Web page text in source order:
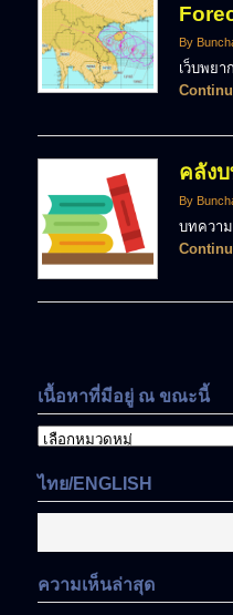
By
เว็บพย
คลัง
By
บทควา
เนื้อหาที่มีอยู่ ณ ขณะนี้
เนื้อหา
มี
อยู่
ไทย/ENGLISH
ความเห็นล่าสุด